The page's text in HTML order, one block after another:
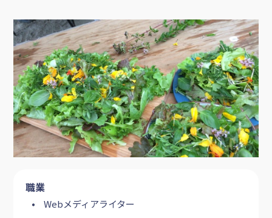
職業
Webメディアライター